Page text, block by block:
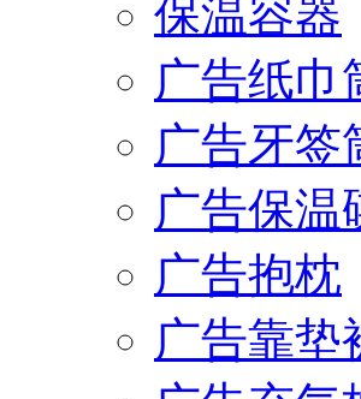
保温容器
广告纸巾
广告牙签
广告保温
广告抱枕
广告靠垫